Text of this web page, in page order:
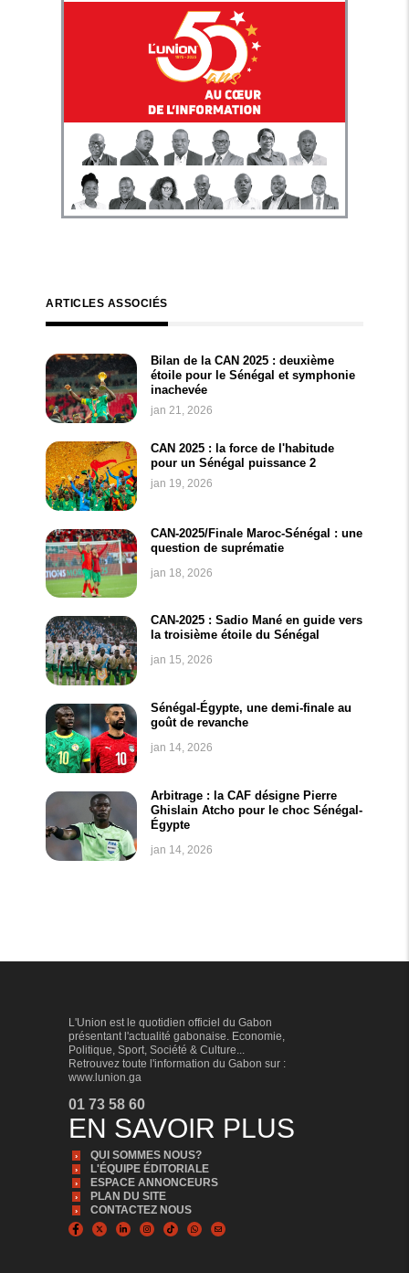
ARTICLES ASSOCIÉS
Bilan de la CAN 2025 : deuxième
étoile pour le Sénégal et symphonie
inachevée
jan 21, 2026
CAN 2025 : la force de l'habitude
pour un Sénégal puissance 2
jan 19, 2026
CAN-2025/Finale Maroc-Sénégal : une
question de suprématie
jan 18, 2026
CAN-2025 : Sadio Mané en guide vers
la troisième étoile du Sénégal
jan 15, 2026
Sénégal-Égypte, une demi-finale au
goût de revanche
jan 14, 2026
Arbitrage : la CAF désigne Pierre
Ghislain Atcho pour le choc Sénégal-
Égypte
jan 14, 2026
L'Union est le quotidien officiel du Gabon
présentant l'actualité gabonaise. Economie,
Politique, Sport, Société & Culture...
Retrouvez toute l'information du Gabon sur :
www.lunion.ga
01 73 58 60
EN SAVOIR PLUS
QUI SOMMES NOUS?
L'ÉQUIPE ÉDITORIALE
ESPACE ANNONCEURS
PLAN DU SITE
CONTACTEZ NOUS